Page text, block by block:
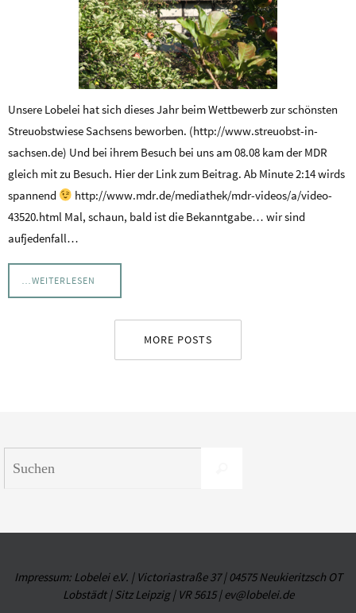
Unsere Lobelei hat sich dieses Jahr beim Wettbewerb zur schönsten
Streuobstwiese Sachsens beworben. (http://www.streuobst-in-
sachsen.de) Und bei ihrem Besuch bei uns am 08.08 kam der MDR
gleich mit zu Besuch. Hier der Link zum Beitrag. Ab Minute 2:14 wirds
spannend
http://www.mdr.de/mediathek/mdr-videos/a/video-
43520.html Mal, schaun, bald ist die Bekanntgabe… wir sind
aufjedenfall…
…WEITERLESEN
MORE POSTS
Impressum: Lobelei e.V. | Victoriastraße 37 | 04575 Neukieritzsch OT
Lobstädt | Sitz Leipzig | VR 5615 | ev@lobelei.de